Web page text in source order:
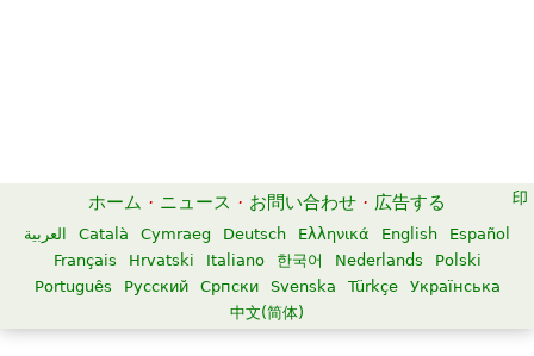
ホーム · ニュース · お問い合わせ · 広告する
العربية Català Cymraeg Deutsch Ελληνικά English
Español
Français
Hrvatski Italiano 한국어 Nederlands
Polski
Português
Русский Српски Svenska Türkçe
Українська
中文(简体)